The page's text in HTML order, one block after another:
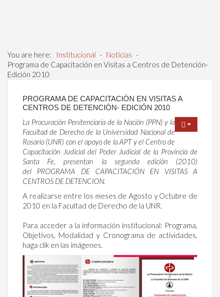
You are here: Institucional - Noticias -
Programa de Capacitación en Visitas a Centros de Detención-
Edición 2010
PROGRAMA DE CAPACITACIÓN EN VISITAS A
CENTROS DE DETENCIÓN- EDICIÓN 2010
La Procuración Penitenciaria de la Nación (PPN) y la
Facultad de Derecho de la Universidad Nacional de
Rosario (UNR) con el apoyo de la APT y el Centro de
Capacitación Judicial del Poder Judicial de la Provincia de
Santa Fe, presentan la segunda edición (2010)
del PROGRAMA DE CAPACITACIÓN EN VISITAS A
CENTROS DE DETENCION.
A realizarse entre los meses de Agosto y Octubre de
2010 en la Facultad de Derecho de la UNR.
Para acceder a la información institucional: Programa,
Objetivos, Modalidad y Cronograma de actividades,
haga clik en las imágenes.